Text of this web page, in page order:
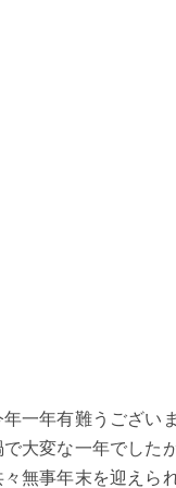
一年有難うござい
で大変な一年でした
無事年末を迎えら